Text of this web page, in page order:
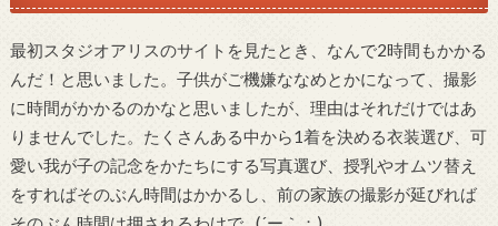
最初スタジオアリスのサイトを見たとき、なんで2時間もかかる
んだ！と思いました。子供がご機嫌ななめとかになって、撮影
に時間がかかるのかなと思いましたが、理由はそれだけではあ
りませんでした。たくさんある中から1着を決める衣装選び、可
愛い我が子の記念をかたちにする写真選び、授乳やオムツ替え
をすればそのぶん時間はかかるし、前の家族の撮影が延びれば